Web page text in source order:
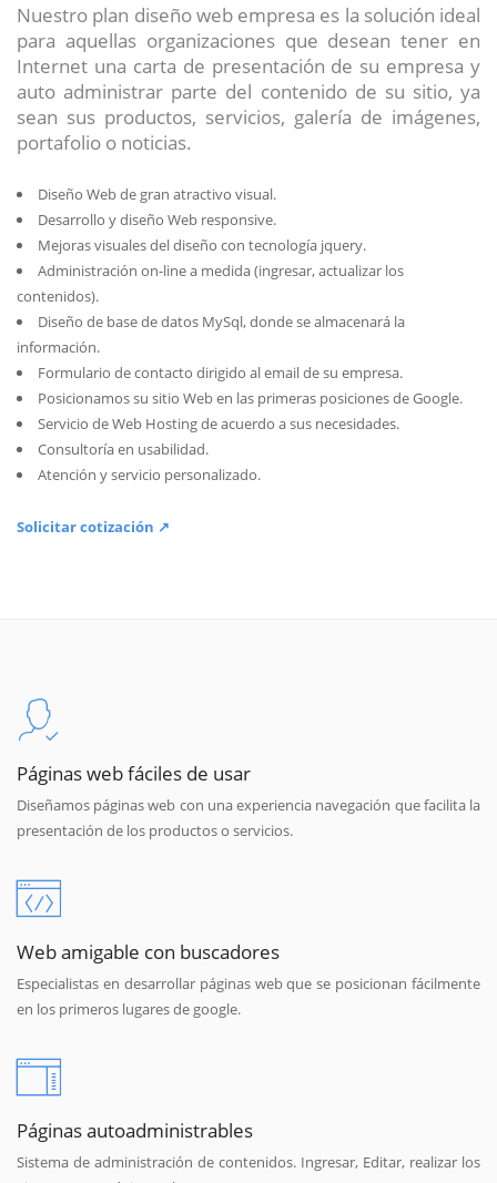
Nuestro plan diseño web empresa es la solución ideal
para aquellas organizaciones que desean tener en
Internet una carta de presentación de su empresa y
auto administrar parte del contenido de su sitio, ya
sean sus productos, servicios, galería de imágenes,
portafolio o noticias.
Diseño Web de gran atractivo visual.
Desarrollo y diseño Web responsive.
Mejoras visuales del diseño con tecnología jquery.
Administración on-line a medida (ingresar, actualizar los
contenidos).
Diseño de base de datos MySql, donde se almacenará la
información.
Formulario de contacto dirigido al email de su empresa.
Posicionamos su sitio Web en las primeras posiciones de Google.
Servicio de Web Hosting de acuerdo a sus necesidades.
Consultoría en usabilidad.
Atención y servicio personalizado.
Solicitar cotización ↗
Páginas web fáciles de usar
Diseñamos páginas web con una experiencia navegación que facilita la
presentación de los productos o servicios.
Web amigable con buscadores
Especialistas en desarrollar páginas web que se posicionan fácilmente
en los primeros lugares de google.
Páginas autoadministrables
Sistema de administración de contenidos. Ingresar, Editar, realizar los